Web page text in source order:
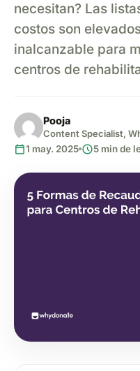
necesitan? Las
costos son
inalcanzable para
centros de
Pooja
Content Specialist,
calendar_today1 may. 2025 schedule5 min de